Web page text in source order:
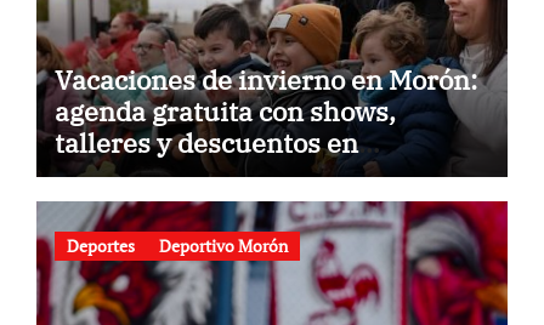
Vacaciones de invierno en Morón:
agenda gratuita con shows,
talleres y descuentos en
gastronomía
Deportes Deportivo Morón